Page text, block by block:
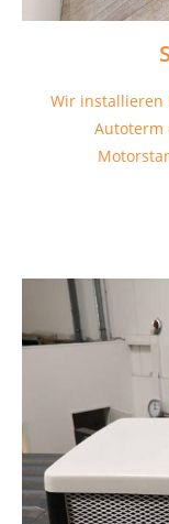
Wir installieren
Autoterm